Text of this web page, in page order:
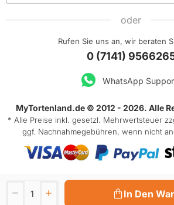
In Den
oder
Rufen Sie uns an, wir beraten
0 (7141)
WhatsApp
MyTortenland.de © 2012 - 2026. Alle
* Alle Preise inkl. gesetzl. Mehrwertsteuer
ggf. Nachnahmegebühren, wenn nicht